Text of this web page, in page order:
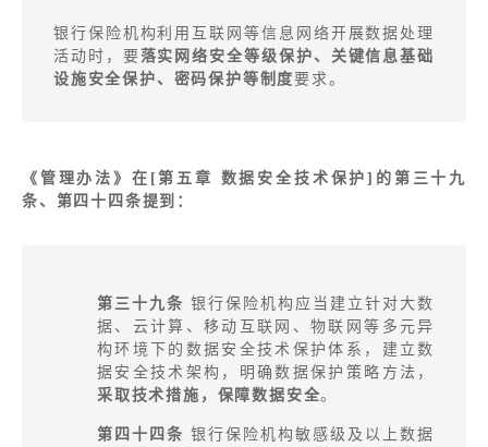
银行保险机构利用互联网等信息网络开展数据处理
活动时，要落实网络安全等级保护、关键信息基础
设施安全保护、密码保护等制度要求。
《管理办法》在[第五章 数据安全技术保护]的第三十九
条、第四十四条提到：
第三十九条 银行保险机构应当建立针对大数
据、云计算、移动互联网、物联网等多元异
构环境下的数据安全技术保护体系，建立数
据安全技术架构，明确数据保护策略方法，
采取技术措施，保障数据安全。
第四十四条 银行保险机构敏感级及以上数据